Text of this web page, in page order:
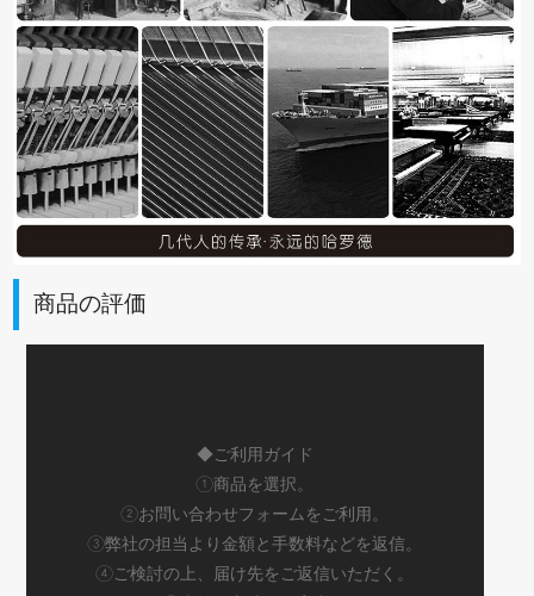
商品の評価
◆ご利用ガイド
①商品を選択。
②お問い合わせフォームをご利用。
③弊社の担当より金額と手数料などを返信。
④ご検討の上、届け先をご返信いただく。